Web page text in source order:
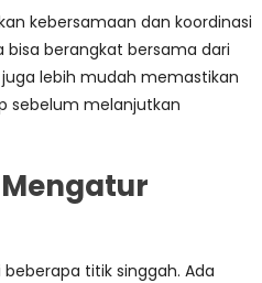
kebersamaan dan koordinasi
bisa berangkat bersama dari
lebih mudah memastikan
sebelum melanjutkan
titik singgah. Ada